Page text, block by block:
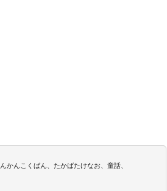
かんこくばん、たかばたけなお、童話、